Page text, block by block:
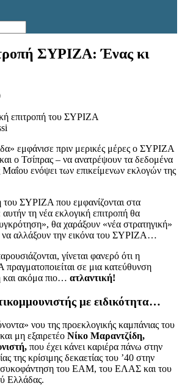
ΣΥΡΙΖΑ: Ένας κι
εμφάνισε πριν μερικές μέρες ο ΣΥΡΙΖΑ
ο Τσίπρας – να ανατρέψουν τα δεδομένα
ενόψει των επικείμενων εκλογών της
ΣΥΡΙΖΑ που εμφανίζονται στα
τη νέα εκλογική επιτροπή θα
θα χαράξουν «νέα στρατηγική»
αλλάξουν την εικόνα του ΣΥΡΙΖΑ…
γίνεται φανερό ότι η
σε μια κατεύθυνση
και ακόμα πιο… ατλαντική!
με ειδικότητα…
νου της προεκλογικής καμπάνιας του
μη εξαιρετέο Νίκο Μαραντζίδη,
που έχει κάνει καριέρα πάνω στην
της κρίσιμης δεκαετίας του ’40 στην
του ΕΑΜ, του ΕΛΑΣ και του
Ελλάδας.